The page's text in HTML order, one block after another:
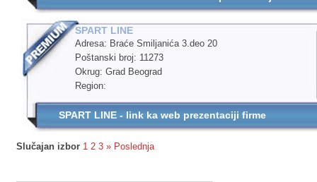
SPART LINE
Adresa: Braće Smiljanića 3.deo 20
Poštanski broj: 11273
Okrug: Grad Beograd
Region:
SPART LINE - link ka web prezentaciji firme
Slučajan izbor 1 2 3 » Poslednja